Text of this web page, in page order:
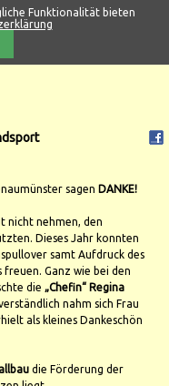
sagen DANKE!
nicht nehmen, den
Dieses Jahr konnten
samt Aufdruck des
freuen. Ganz wie bei den
die „Chefin“ Regina
nahm sich Frau
als kleines Dankeschön
die Förderung der
Funktionalität bieten